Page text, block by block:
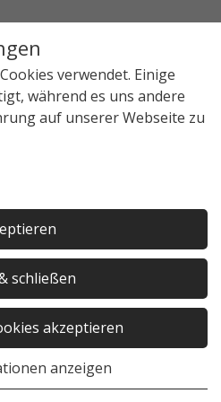
verwendet. Einige
während es uns andere
auf unserer Webseite zu
schließen
akzeptieren
anzeigen